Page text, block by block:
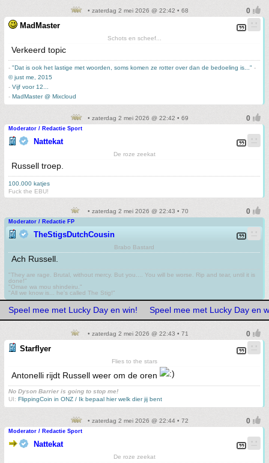
• zaterdag 2 mei 2026 @ 22:42 • 68
MadMaster
Schots en scheef...
Verkeerd topic
- "Dat is ook het lastige met woorden, soms komen ze rotter over dan de bedoeling is..." -
© just me, 2015
- Vijf voor 12...
- MadMaster @ Mixcloud
• zaterdag 2 mei 2026 @ 22:42 • 69
Moderator / Redactie Sport
Nattekat
De roze zeekat
Russell troep.
100.000 katjes
Fuck the EBU!
• zaterdag 2 mei 2026 @ 22:43 • 70
Moderator / Redactie FP
TheStigsDutchCousin
Brabo Bastard
Ach Russell.
"They are rage. Brutal, without mercy. But you.... You will be worse. Rip and tear, until it is
done!"
"Omae wa mou shindeiru."
"All we know is... he's called The Stig!"
Speel mee met Lucky Day en win! Speel mee met Lucky Day en
• zaterdag 2 mei 2026 @ 22:43 • 71
Starflyer
Flies to the stars
Antonelli rijdt Russell weer om de oren
No Dyson Barrier is going to stop me!
UI: FlippingCoin in ONZ / Ik bepaal hier welk dier jij bent
• zaterdag 2 mei 2026 @ 22:44 • 72
Moderator / Redactie Sport
Nattekat
De roze zeekat